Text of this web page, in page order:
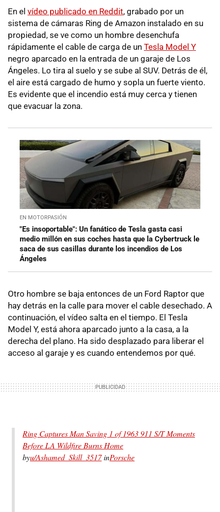
En el vídeo publicado en Reddit, grabado por un
sistema de cámaras Ring de Amazon instalado en su
propiedad, se ve como un hombre desenchufa
rápidamente el cable de carga de un Tesla Model Y
negro aparcado en la entrada de un garaje de Los
Ángeles. Lo tira al suelo y se sube al SUV. Detrás de él,
el aire está cargado de humo y sopla un fuerte viento.
Es evidente que el incendio está muy cerca y tienen
que evacuar la zona.
EN MOTORPASIÓN
"Es insoportable": Un fanático de Tesla gasta casi
medio millón en sus coches hasta que la Cybertruck le
saca de sus casillas durante los incendios de Los
Ángeles
Otro hombre se baja entonces de un Ford Raptor que
hay detrás en la calle para mover el cable desechado. A
continuación, el vídeo salta en el tiempo. El Tesla
Model Y, está ahora aparcado junto a la casa, a la
derecha del plano. Ha sido desplazado para liberar el
acceso al garaje y es cuando entendemos por qué.
Ring Captures Man Saving 1 of 1963 911 S/T Moments
Before LA Wildfire Burns Home
byu/Ashamed_Skill_3517inPorsche